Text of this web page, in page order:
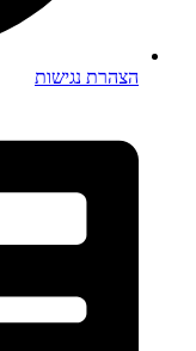
הצהרת נגישות